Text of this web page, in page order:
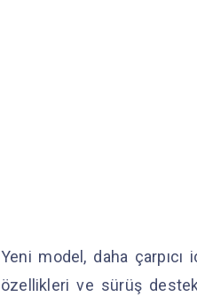
Yeni model, daha
özellikleri ve sürüş